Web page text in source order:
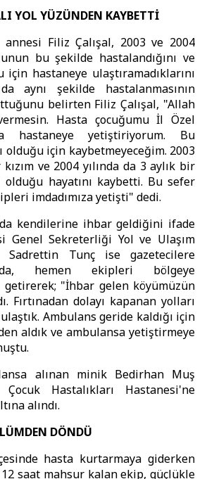
YOL YÜZÜNDEN KAYBETTİ
annesi Filiz Çalışal, 2003 ve 2004
bu şekilde hastalandığını ve
hastaneye ulaştıramadıklarını
aynı şekilde hastalanmasının
belirten Filiz Çalışal, "Allah
Hasta çocuğumu İl Özel
hastaneye yetiştiriyorum. Bu
olduğu için kaybetmeyeceğim. 2003
ve 2004 yılında da 3 aylık bir
hayatını kaybetti. Bu sefer
imdadımıza yetişti" dedi.
kendilerine ihbar geldiğini ifade
Genel Sekreterliği Yol ve Ulaşım
Sadrettin Tunç ise gazetecilere
hemen ekipleri bölgeye
"İhbar gelen köyümüzün
Fırtınadan dolayı kapanan yolları
Ambulans geride kaldığı için
aldık ve ambulansa yetiştirmeye
alınan minik Bedirhan Muş
Hastalıkları Hastanesi'ne
alındı.
DÖNDÜ
hasta kurtarmaya giderken
12 saat mahsur kalan ekip, güçlükle